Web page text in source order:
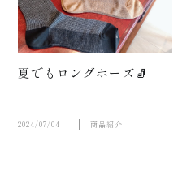
夏でもロングホーズ🧦
2024/07/04 商品紹介